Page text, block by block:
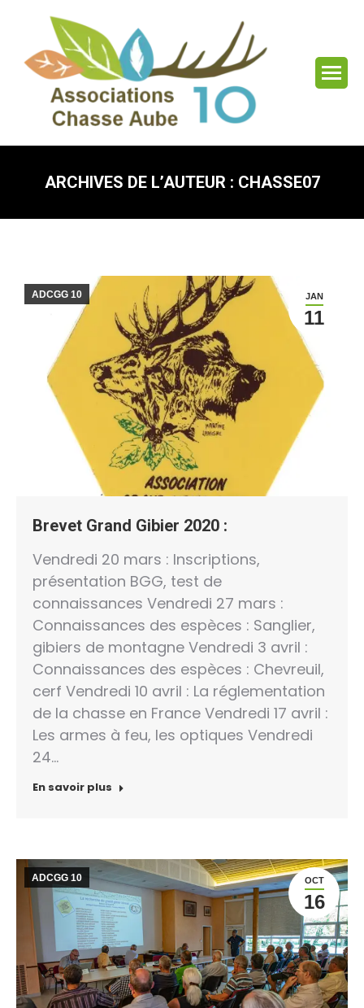
ARCHIVES DE L’AUTEUR : CHASSE07
JAN
11
ADCGG 10
Brevet Grand Gibier 2020 :
Vendredi 20 mars : Inscriptions,
présentation BGG, test de
connaissances Vendredi 27 mars :
Connaissances des espèces : Sanglier,
gibiers de montagne Vendredi 3 avril :
Connaissances des espèces : Chevreuil,
cerf Vendredi 10 avril : La réglementation
de la chasse en France Vendredi 17 avril :
Les armes à feu, les optiques Vendredi
24…
En savoir plus
OCT
16
ADCGG 10